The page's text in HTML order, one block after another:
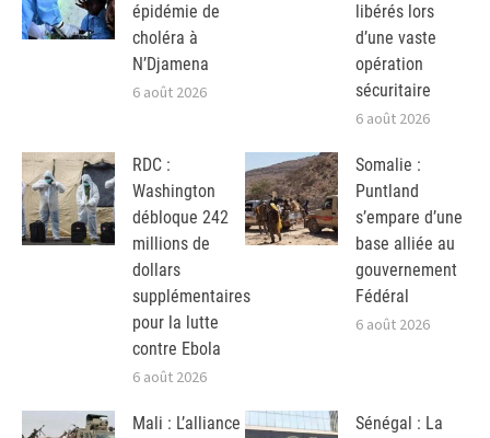
épidémie de
choléra à
N’Djamena
6 août 2026
libérés lors
d’une vaste
opération
sécuritaire
6 août 2026
RDC :
Washington
débloque 242
millions de
dollars
supplémentaires
pour la lutte
contre Ebola
6 août 2026
Somalie :
Puntland
s’empare d’une
base alliée au
gouvernement
Fédéral
6 août 2026
Mali : L’alliance
Sénégal : La